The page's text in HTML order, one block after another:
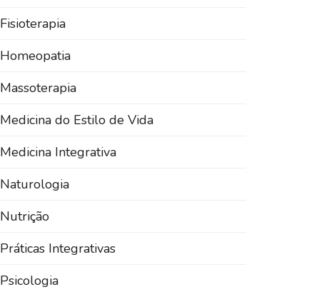
Fisioterapia
Homeopatia
Massoterapia
Medicina do Estilo de Vida
Medicina Integrativa
Naturologia
Nutrição
Práticas Integrativas
Psicologia